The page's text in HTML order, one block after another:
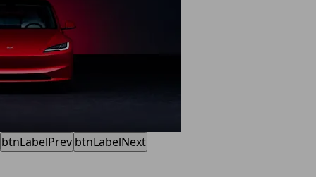
btnLabelPrev btnLabelNext